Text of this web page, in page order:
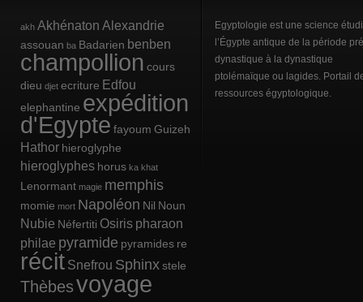
akh Akhénaton Alexandrie
assouan ba Badarien benben
champollion cours
dieu djet ecriture Edfou
elephantine expédition
d'Egyptefayoum Guizeh
Hathor hieroglyphe
hieroglyphes horus ka khat
Lenormant magie memphis
momie mort Napoléon Nil Noun
Nubie Néfertiti Osiris pharaon
philae pyramide pyramides re
récit Snefrou Sphinxstele
Thèbesvoyage
Egyptologie est une science
l’Égypte antique de la période
dynastique à la dynastique
ptolémaïque ou lagides. Portail
ressources égyptologique.